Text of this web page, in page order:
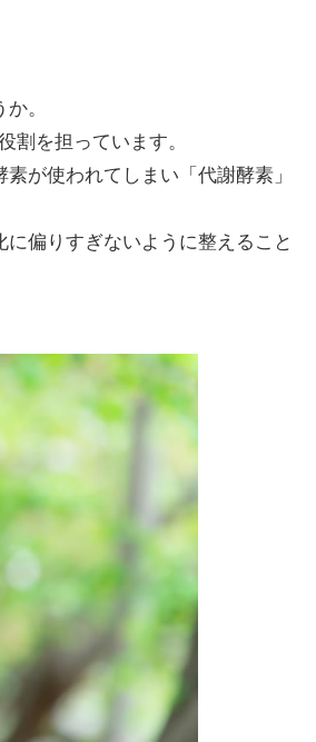
。
割を担っています。
が使われてしまい「代謝酵素」
偏りすぎないように整えること